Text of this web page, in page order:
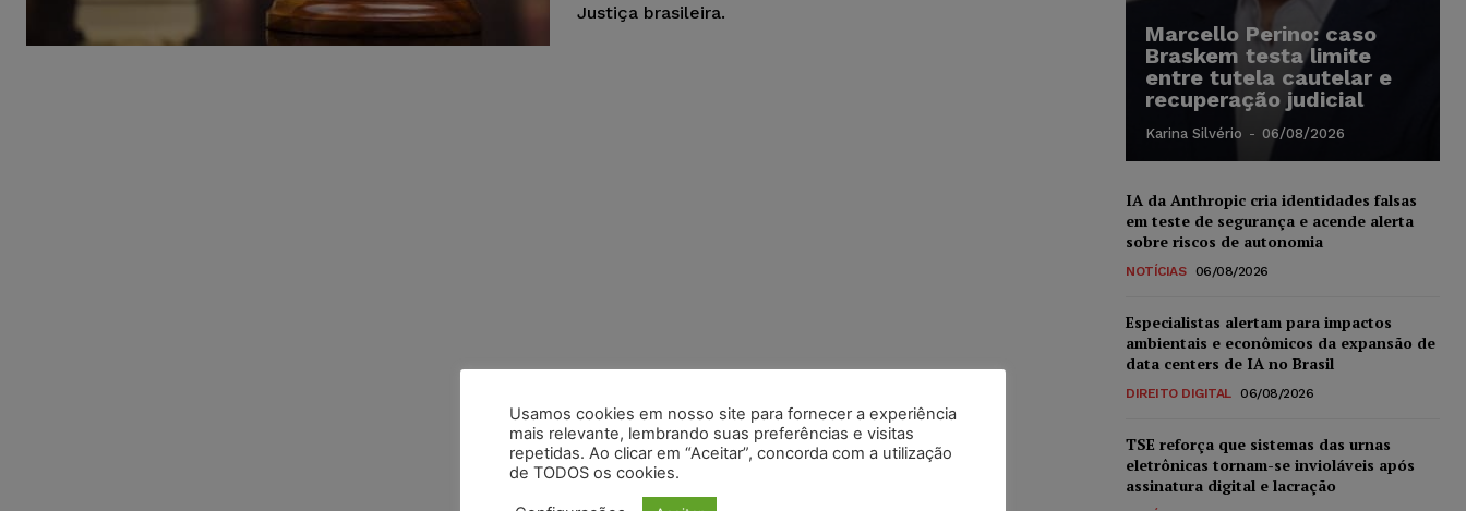
Justiça brasileira.
Marcello Perino: caso
Braskem testa limite
entre tutela cautelar e
recuperação judicial
Karina Silvério - 06/08/2026
IA da Anthropic cria identidades falsas
em teste de segurança e acende alerta
sobre riscos de autonomia
NOTÍCIAS 06/08/2026
Especialistas alertam para impactos
ambientais e econômicos da expansão de
data centers de IA no Brasil
DIREITO DIGITAL 06/08/2026
TSE reforça que sistemas das urnas
eletrônicas tornam-se invioláveis após
assinatura digital e lacração
Usamos cookies em nosso site para fornecer a experiência
mais relevante, lembrando suas preferências e visitas
repetidas. Ao clicar em “Aceitar”, concorda com a utilização
de TODOS os cookies.